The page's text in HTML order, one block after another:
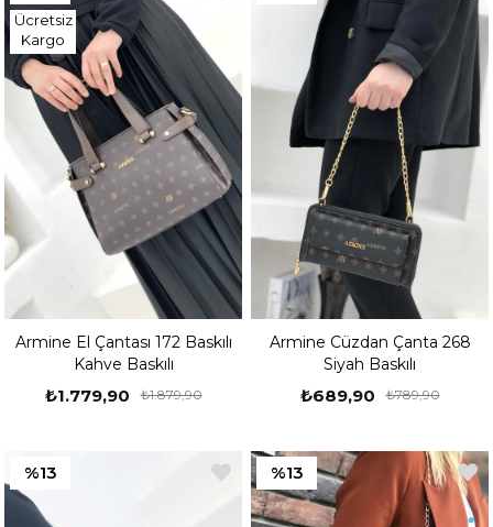
Armine El Çantası 172 Baskılı
Kahve Baskılı
₺1.779,90 ₺1.879,90
Ücretsiz
Kargo
Armine Cüzdan Çanta 268
Siyah Baskılı
₺689,90 ₺789,90
%13 %13